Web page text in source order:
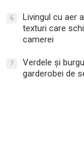
6
Livingul cu aer
texturi care
camerei
7
Verdele și
garderobei de